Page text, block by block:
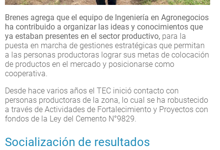
Brenes agrega que el equipo de Ingeniería en Agronegocios
ha contribuido a organizar las ideas y conocimientos que
ya estaban presentes en el sector productivo, para la
puesta en marcha de gestiones estratégicas que permitan
a las personas productoras lograr sus metas de colocación
de productos en el mercado y posicionarse como
cooperativa.
Desde hace varios años el TEC inició contacto con
personas productoras de la zona, lo cual se ha robustecido
a través de Actividades de Fortalecimiento y Proyectos con
fondos de la Ley del Cemento N°9829.
Socialización de resultados